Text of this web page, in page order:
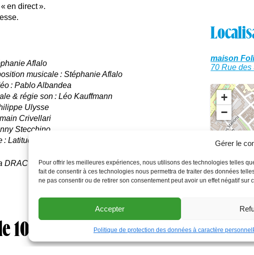
Gérer le
Pour offrir les meilleures expériences, nous utilisons des technologies telles
fait de consentir à ces technologies nous permettra de traiter des données
ne pas consentir ou de retirer son consentement peut avoir un effet négatif sur
Accepter
Politique de protection des données à caractère personnel
en direct ».
Aflalo
musicale : Stéphanie Aflalo
: Pablo Albandea
& régie son : Léo Kauffmann
Ulysse
Crivellari
Stecchino
Latitudes Prod
DRAC Hauts-de-France, de la Région Hauts-de-France et
100 Dessus Dessous
maison
70 Rue
+
−